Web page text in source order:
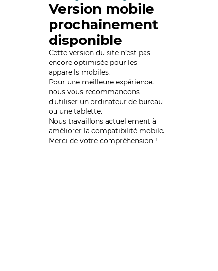
Version mobile
prochainement
disponible
Cette version du site n’est pas
encore optimisée pour les
appareils mobiles.
Pour une meilleure expérience,
nous vous recommandons
d'utiliser un ordinateur de bureau
ou une tablette.
Nous travaillons actuellement à
améliorer la compatibilité mobile.
Merci de votre compréhension !